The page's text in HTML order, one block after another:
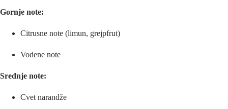
Gornje note:
Citrusne note (limun, grejpfrut)
Vodene note
Srednje note:
Cvet narandže